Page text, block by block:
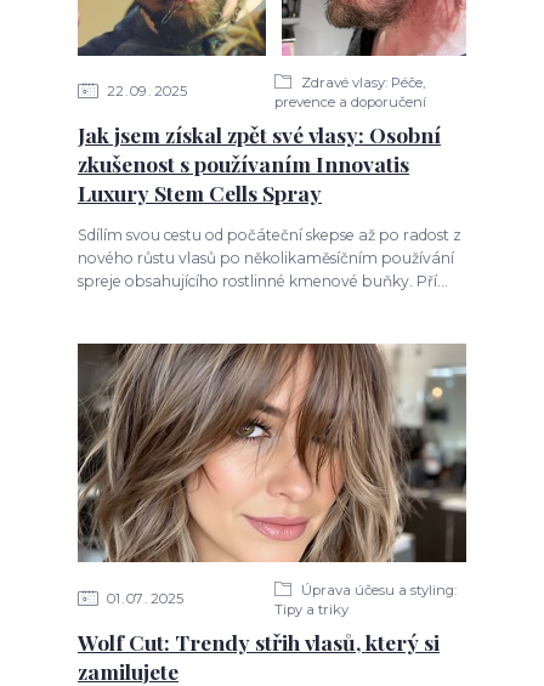
22 09 2025
Zdravé vlasy: Péče,
prevence a doporučení
Jak jsem získal zpět své vlasy: Osobní
zkušenost s používaním Innovatis
Luxury Stem Cells Spray
Sdílím svou cestu od počáteční skepse až po radost z
nového růstu vlasů po několikaměsíčním používání
spreje obsahujícího rostlinné kmenové buňky. Pří...
01 07 2025
Úprava účesu a styling:
Tipy a triky
Wolf Cut: Trendy střih vlasů, který si
zamilujete